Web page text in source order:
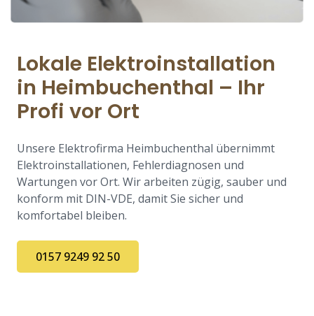
Lokale Elektroinstallation
in Heimbuchenthal – Ihr
Profi vor Ort
Unsere Elektrofirma Heimbuchenthal übernimmt
Elektroinstallationen, Fehlerdiagnosen und
Wartungen vor Ort. Wir arbeiten zügig, sauber und
konform mit DIN-VDE, damit Sie sicher und
komfortabel bleiben.
0157 9249 92 50